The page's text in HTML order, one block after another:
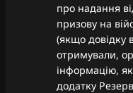
про надання
призову на
(якщо довідку
отримували,
інформацію,
додатку